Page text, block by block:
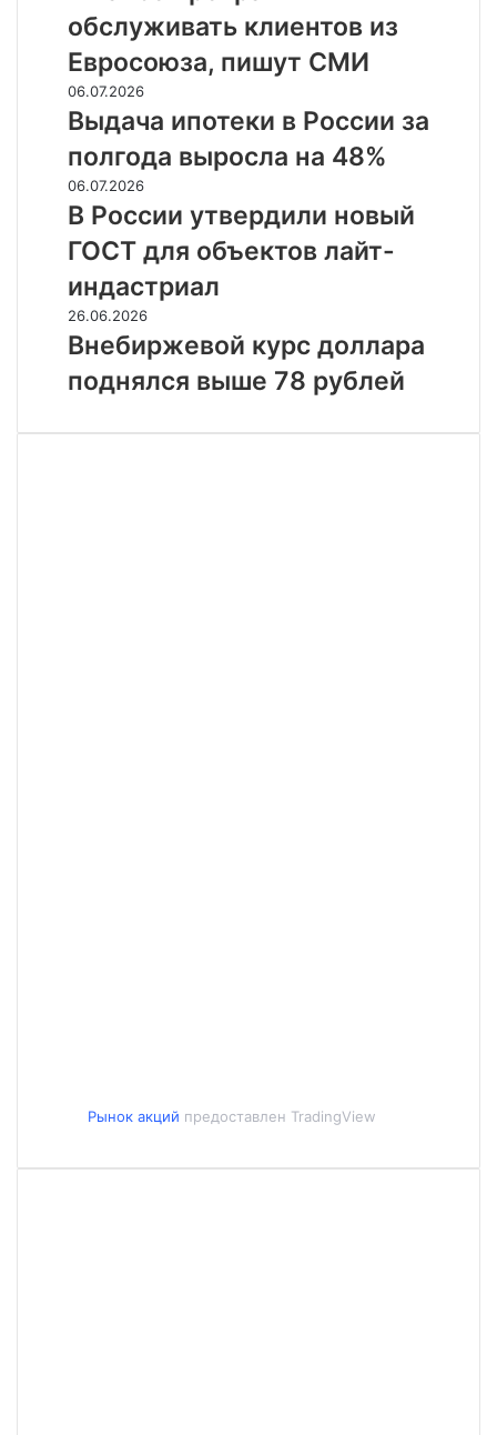
11,18
рубля
обслуживать
клиентов
из
Евросоюза,
пишут
СМИ
обслуживать клиентов из
Евросоюза, пишут СМИ
Выдача
ипотеки
России
за
полгода
выросла
на
48%
06.07.2026
Выдача ипотеки в России за
полгода выросла на 48%
В
России
утвердили
новый
ГОСТ
для
объектов
лайт-
индастриал
06.07.2026
В России утвердили новый
ГОСТ для объектов лайт-
индастриал
Внебиржевой
курс
доллара
поднялся
78
26.06.2026
Внебиржевой курс доллара
поднялся выше 78 рублей
Рынок акций предоставлен TradingView